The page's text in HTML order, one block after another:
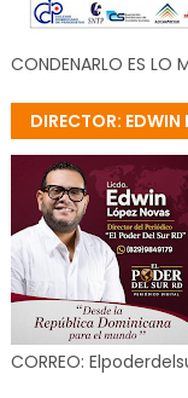
CONDENARLO ES LO
DIRECTOR:
CORREO: